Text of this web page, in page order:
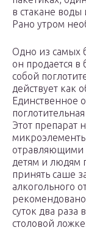
в стакане воды
Рано утром
Одно из самых
он продается в
собой
действует как
Единственное
Этот препарат
отравляющими
детям и людям
принять саше
алкогольного
суток два раза в
столовой